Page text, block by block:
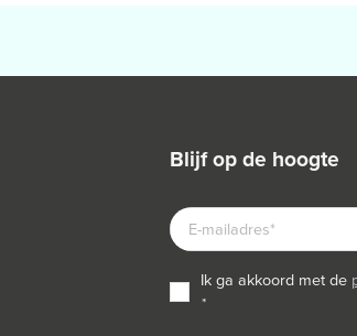
blijf op de hoogte
E-
MAILADRES
TOESTEMMING
*
ik ga akkoord met de
*